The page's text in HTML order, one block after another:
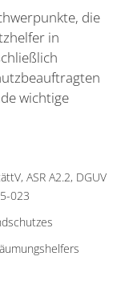
die
in
wichtige
ASR A2.2, DGUV
023